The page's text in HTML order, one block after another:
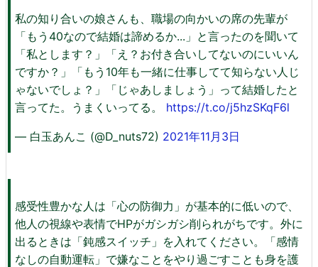
私の知り合いの娘さんも、職場の向かいの席の先輩が
「もう40なので結婚は諦めるか...」と言ったのを聞いて
「私とします？」「え？お付き合いしてないのにいいん
ですか？」「もう10年も一緒に仕事してて知らない人じ
ゃないでしょ？」「じゃあしましょう」って結婚したと
言ってた。うまくいってる。 https://t.co/j5hzSKqF6l
— 白玉あんこ (@D_nuts72) 2021年11月3日
感受性豊かな人は「心の防御力」が基本的に低いので、
他人の視線や表情でHPがガシガシ削られがちです。外に
出るときは「鈍感スイッチ」を入れてください。「感情
なしの自動運転」で嫌なことをやり過ごすことも身を護